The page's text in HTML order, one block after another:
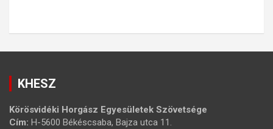
KHESZ
Körösvidéki Horgász Egyesületek Szövetsége
Cím: H-5600 Békéscsaba, Bajza utca 11.